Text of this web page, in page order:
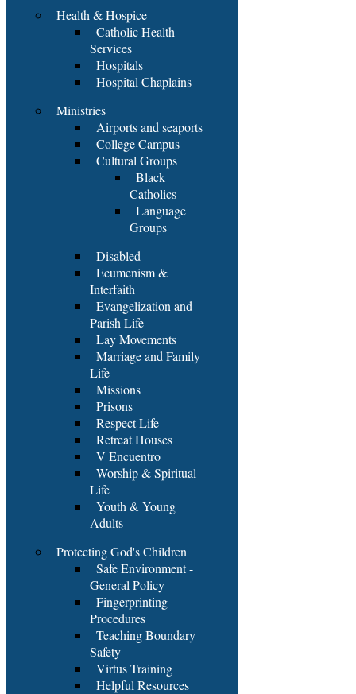
Health & Hospice
Catholic Health
Services
Hospitals
Hospital Chaplains
Ministries
Airports and seaports
College Campus
Cultural Groups
Black
Catholics
Language
Groups
Disabled
Ecumenism &
Interfaith
Evangelization and
Parish Life
Lay Movements
Marriage and Family
Life
Missions
Prisons
Respect Life
Retreat Houses
V Encuentro
Worship & Spiritual
Life
Youth & Young
Adults
Protecting God's Children
Safe Environment -
General Policy
Fingerprinting
Procedures
Teaching Boundary
Safety
Virtus Training
Helpful Resources